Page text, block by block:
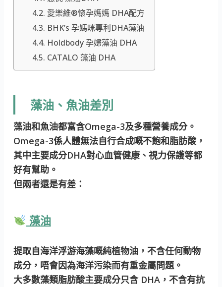
愛樂維®懷孕媽媽 DHA配方
BHK’s 孕媽咪專利DHA藻油
Holdbody 孕婦藻油 DHA
CATALO 藻油 DHA
藻油、魚油差別
藻油和魚油都富含Omega-3及多種營養成分。
Omega-3係人體無法自行合成嘅不飽和脂肪酸，
其中主要成分DHA對心血管健康、視力保護等都
好有幫助。
但兩者還是有差：
藻油
提取自海洋浮游海藻嘅純植物油，不含任何動物
成分，唔會因為海洋污染而有重金屬問題。
大多數藻類脂肪酸主要成分只含 DHA，不含有抗